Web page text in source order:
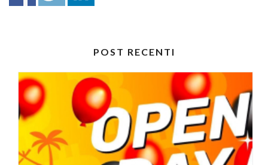
POST RECENTI